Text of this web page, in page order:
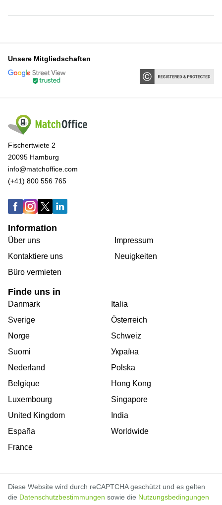
Unsere Mitgliedschaften
Fischertwiete 2
20095 Hamburg
info@matchoffice.com
(+41) 800 556 765
Information
Über uns
Kontaktiere uns
Büro vermieten
Impressum
Neuigkeiten
Finde uns in
Danmark
Sverige
Norge
Suomi
Nederland
Belgique
Luxembourg
United Kingdom
España
France
Italia
Österreich
Schweiz
Україна
Polska
Hong Kong
Singapore
India
Worldwide
Diese Website wird durch reCAPTCHA geschützt und es gelten
die Datenschutzbestimmungen sowie die Nutzungsbedingungen